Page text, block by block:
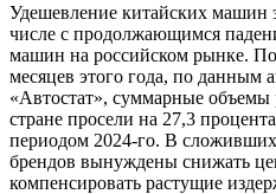
Удешевление китайских машин
числе с продолжающимся
машин на российском рынке.
месяцев этого года, по данным
«Автостат», суммарные объемы
стране просели на 27,3
периодом 2024-го. В
брендов вынуждены снижать
компенсировать растущие